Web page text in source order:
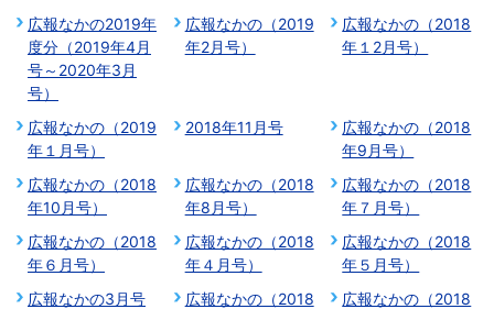
広報なかの2019年
度分（2019年4月
号～2020年3月
号）
広報なかの（2019
年2月号）
広報なかの（2018
年１2月号）
広報なかの（2019
年１月号）
2018年11月号
広報なかの（2018
年9月号）
広報なかの（2018
年10月号）
広報なかの（2018
年8月号）
広報なかの（2018
年７月号）
広報なかの（2018
年６月号）
広報なかの（2018
年４月号）
広報なかの（2018
年５月号）
広報なかの3月号
広報なかの（2018
広報なかの（2018